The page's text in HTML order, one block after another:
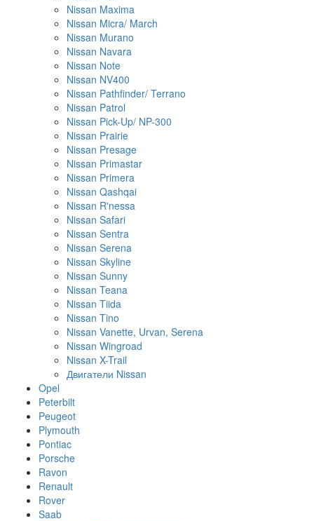
Nissan Maxima
Nissan Micra/ March
Nissan Murano
Nissan Navara
Nissan Note
Nissan NV400
Nissan Pathfinder/ Terrano
Nissan Patrol
Nissan Pick-Up/ NP-300
Nissan Prairie
Nissan Presage
Nissan Primastar
Nissan Primera
Nissan Qashqai
Nissan R'nessa
Nissan Safari
Nissan Sentra
Nissan Serena
Nissan Skyline
Nissan Sunny
Nissan Teana
Nissan Tiida
Nissan Tino
Nissan Vanette, Urvan, Serena
Nissan Wingroad
Nissan X-Trail
Двигатели Nissan
Opel
Peterbilt
Peugeot
Plymouth
Pontiac
Porsche
Ravon
Renault
Rover
Saab